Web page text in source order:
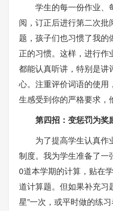
学生的每一份作业、
阅，订正后进行第二次
题，孩子们也习惯了我的
正的习惯。这样，进行
都能认真听讲，特别是讲
心。注重评价词语的使用
生感受到你的严格要求，
第四招：变惩罚为奖
为了提高学生认真作
制度。我为学生准备了一
0道本学期的计算，贴在
道计算题。但如果补充习
星”一次，或平时做的练